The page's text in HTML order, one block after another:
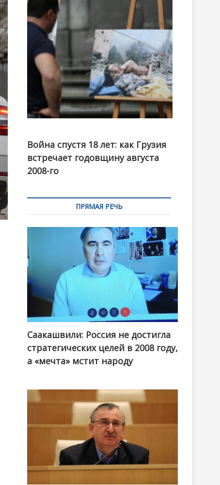
o
n
канал
Война спустя 18 лет: как Грузия
встречает годовщину августа
2008-го
ПРЯМАЯ РЕЧЬ
Саакашвили: Россия не достигла
стратегических целей в 2008 году,
а «мечта» мстит народу